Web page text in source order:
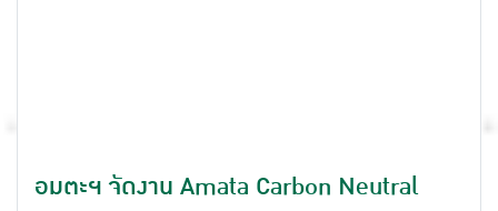
อมตะฯ จัดงาน Amata Carbon Neutral